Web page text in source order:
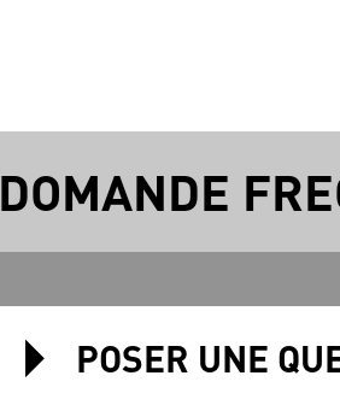
DOMANDE
POSER UNE